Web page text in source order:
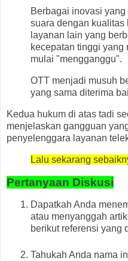
Berbagai inovasi
suara dengan kualitas
layanan lain yang
kecepatan tinggi yang
mulai "mengganggu".
OTT menjadi musuh
yang sama diterima
Kedua hukum di atas tadi
menjelaskan gangguan
penyelenggara layanan
Lalu sekarang
Pertanyaan Diskusi
Dapatkah Anda
atau menyanggah
berikut referensi yang
Tahukah Anda nama